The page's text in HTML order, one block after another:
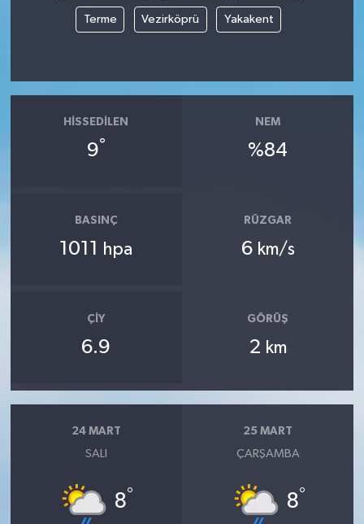
Terme Vezirköprü Yakakent
HISSEDILEN
9°
NEM
%84
BASINÇ
1011 hpa
RÜZGAR
6 km/s
ÇIY
6.9
GÖRÜŞ
2 km
24 MART
SALI
8°
25 MART
ÇARŞAMBA
8°